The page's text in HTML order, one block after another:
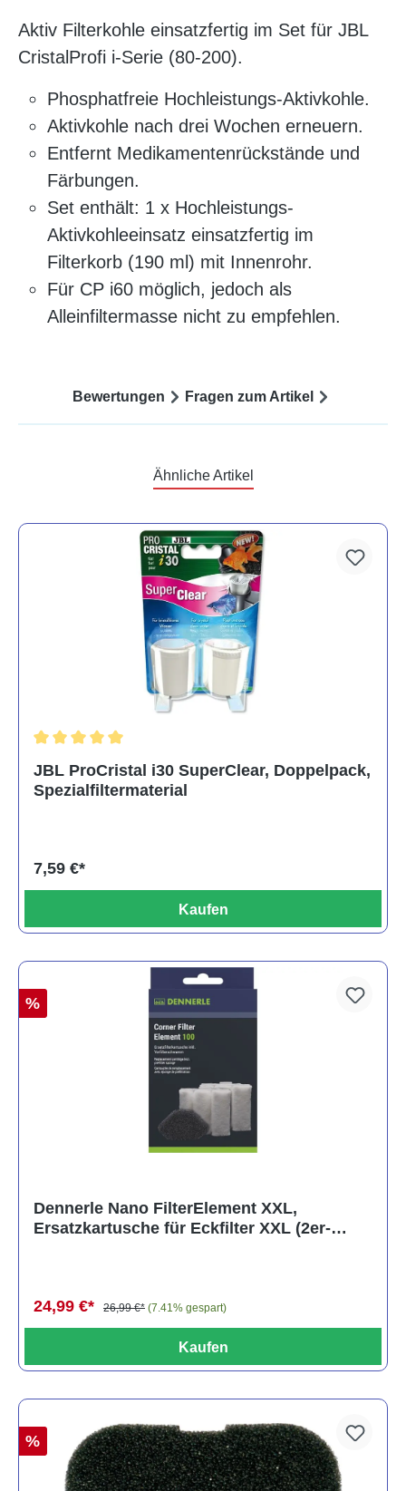
Aktiv Filterkohle einsatzfertig im Set für JBL
CristalProfi i-Serie (80-200).
Phosphatfreie Hochleistungs-Aktivkohle.
Aktivkohle nach drei Wochen erneuern.
Entfernt Medikamentenrückstände und
Färbungen.
Set enthält: 1 x Hochleistungs-
Aktivkohleeinsatz einsatzfertig im
Filterkorb (190 ml) mit Innenrohr.
Für CP i60 möglich, jedoch als
Alleinfiltermasse nicht zu empfehlen.
Bewertungen Fragen zum Artikel
Ähnliche Artikel
JBL ProCristal i30 SuperClear, Doppelpack,
Spezialfiltermaterial
7,59 €*
Kaufen
%
Dennerle Nano FilterElement XXL,
Ersatzkartusche für Eckfilter XXL (2er-
24,99 €* 26,99 €* (7.41% gespart)
Kaufen
%